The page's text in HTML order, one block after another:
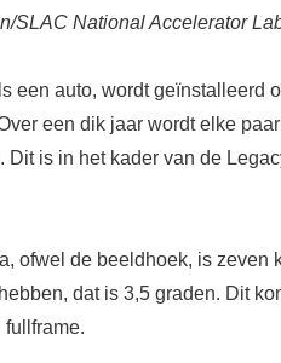
SLAC National Accelerator
een auto, wordt geïnstalleerd
een dik jaar wordt elke
Dit is in het kader van de
ofwel de beeldhoek, is zeven
dat is 3,5 graden. Dit